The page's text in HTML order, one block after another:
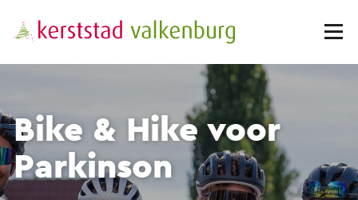
Bike & Hike voor
Parkinson